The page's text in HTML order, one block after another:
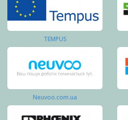
TEMPUS
Neuvoo.com.ua